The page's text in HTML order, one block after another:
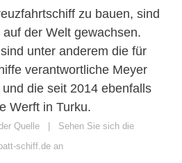
zu bauen, sind
der Welt gewachsen.
unter anderem die für
verantwortliche Meyer
die seit 2014 ebenfalls
Werft in Turku.
Quelle
Sehen Sie sich die
schiff.de an